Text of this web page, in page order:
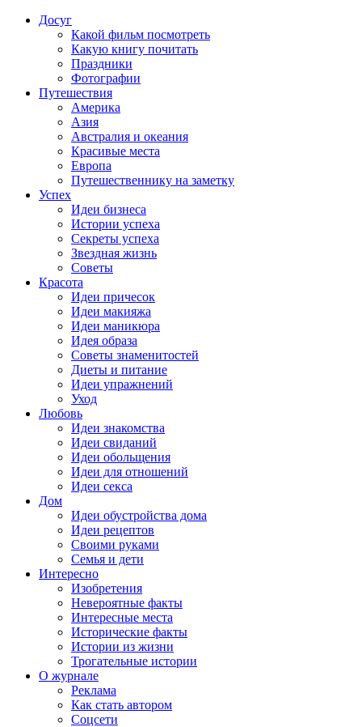
Досуг
Какой фильм посмотреть
Какую книгу почитать
Праздники
Фотографии
Путешествия
Америка
Азия
Австралия и океания
Красивые места
Европа
Путешественнику на заметку
Успех
Идеи бизнеса
Истории успеха
Секреты успеха
Звездная жизнь
Советы
Красота
Идеи причесок
Идеи макияжа
Идеи маникюра
Идея образа
Советы знаменитостей
Диеты и питание
Идеи упражнений
Уход
Любовь
Идеи знакомства
Идеи свиданий
Идеи обольщения
Идеи для отношений
Идеи секса
Дом
Идеи обустройства дома
Идеи рецептов
Своими руками
Семья и дети
Интересно
Изобретения
Невероятные факты
Интересные места
Исторические факты
Истории из жизни
Трогательные истории
О журнале
Реклама
Как стать автором
Соцсети